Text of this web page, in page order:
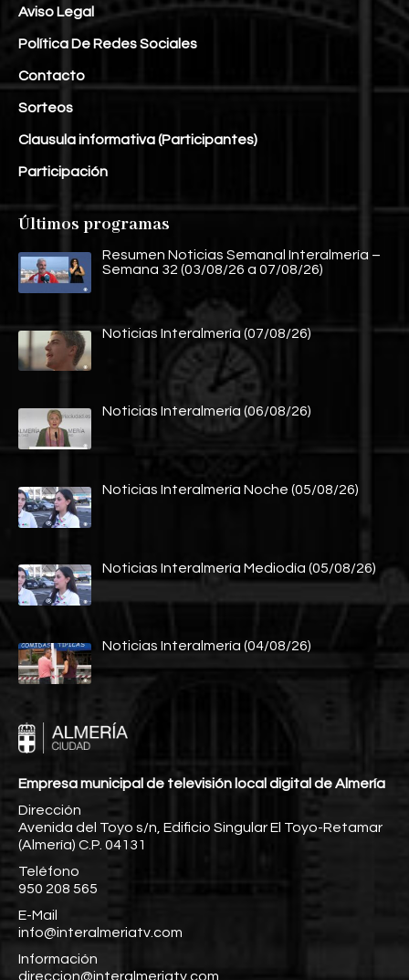
Aviso Legal
Política De Redes Sociales
Contacto
Sorteos
Clausula informativa (Participantes)
Participación
Últimos programas
Resumen Noticias Semanal Interalmería –
Semana 32 (03/08/26 a 07/08/26)
Noticias Interalmería (07/08/26)
Noticias Interalmería (06/08/26)
Noticias Interalmería Noche (05/08/26)
Noticias Interalmería Mediodía (05/08/26)
Noticias Interalmería (04/08/26)
Empresa municipal de televisión local digital de Almería
Dirección
Avenida del Toyo s/n, Edificio Singular El Toyo-Retamar
(Almería) C.P. 04131
Teléfono
950 208 565
E-Mail
info@interalmeriatv.com
Información
direccion@interalmeriatv.com